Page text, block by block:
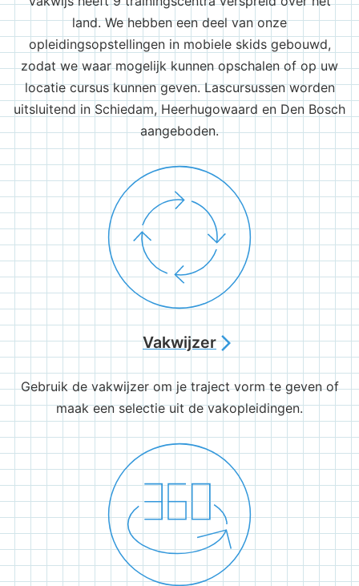
land. We hebben een deel van onze
opleidingsopstellingen in mobiele skids gebouwd,
zodat we waar mogelijk kunnen opschalen of op uw
locatie cursus kunnen geven. Lascursussen worden
uitsluitend in Schiedam, Heerhugowaard en Den Bosch
aangeboden.
Vakwijzerarrow_forward_ios
Gebruik de vakwijzer om je traject vorm te geven of
maak een selectie uit de vakopleidingen.